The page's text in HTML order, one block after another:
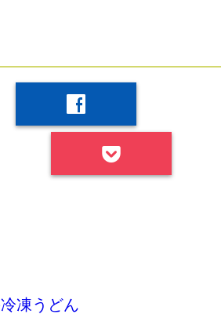
facebook
凍うどん